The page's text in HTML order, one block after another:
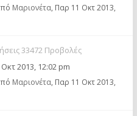
Μαριονέτα, Παρ 11 Οκτ 2013,
33472 Προβολές
2013, 12:02 pm
Μαριονέτα, Παρ 11 Οκτ 2013,